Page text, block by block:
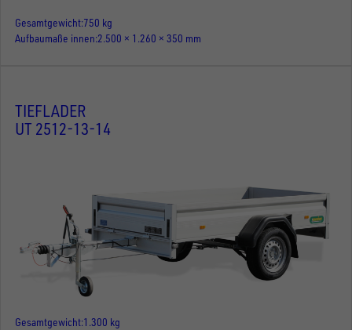
Gesamtgewicht 750 kg
Aufbaumaße innen 2.500 × 1.260 × 350 mm
TIEFLADER
UT 2512-13-14
Gesamtgewicht 1.300 kg